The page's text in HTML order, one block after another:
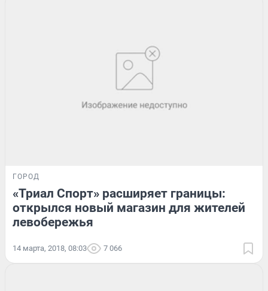
ГОРОД
«Триал Спорт» расширяет границы:
открылся новый магазин для жителей
левобережья
14 марта, 2018, 08:03 7 066